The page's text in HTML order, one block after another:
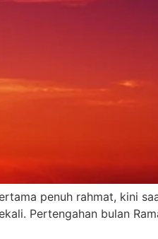
penuh rahmat, kini
Pertengahan bulan